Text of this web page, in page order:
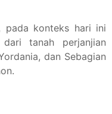
pada konteks hari ini
tanah perjanjian
dan Sebagian